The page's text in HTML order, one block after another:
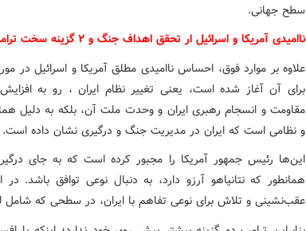
سطح جهانی.
ناامیدی آمریکا و اسرائیل ار تحقق اهداف جنگ و ۲ گزینه سخت ترامپ
علاوه بر موارد فوق، احساس ناامیدی مطلق آمریکا و اسرائیل در
برای آن آغاز شده است، یعنی تغییر نظام ایران ، رو به
مقاومت و انسجام رهبری ایران و وحدت ملت آن، بلکه به دلیل
و نظامی است که ایران در مدیریت جنگ و درگیری نشان داده است.
این‌ها رئیس جمهور آمریکا را مجبور کرده است که به جای
همانطور که نتانیاهو آرزو دارد، به دنبال نوعی توافق باشد.
عقب‌نشینی و تلاش برای نوعی تفاهم با ایران، در سطحی که شامل